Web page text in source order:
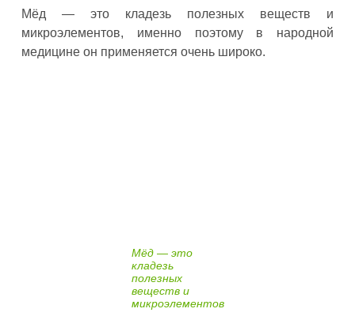
Мёд — это кладезь полезных веществ и
микроэлементов, именно поэтому в народной
медицине он применяется очень широко.
Мёд — это
кладезь
полезных
веществ и
микроэлементов